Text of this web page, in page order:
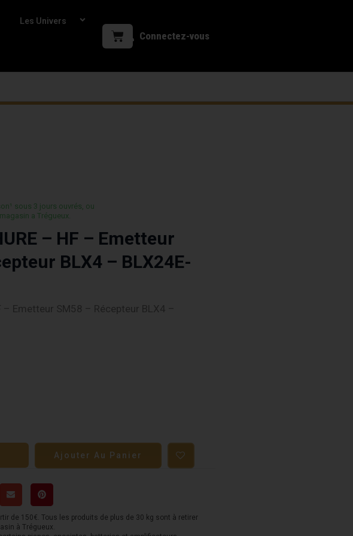
Les Univers
Connectez-vous
sous 3 jours ouvrés, ou
a Trégueux.
– HF – Emetteur
BLX4 – BLX24E-
– Emetteur SM58 – Récepteur BLX4 –
Ajouter Au Panier
de 150€. Tous les produits de plus de 30 kg sont à retirer
à Trégueux.